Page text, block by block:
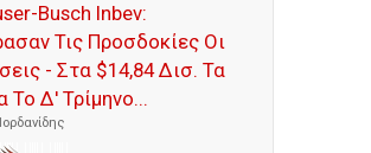
Busch Inbev:
Τις Προσδοκίες Οι
- Στα $14,84 Δισ. Τα
Το Δ' Τρίμηνο...